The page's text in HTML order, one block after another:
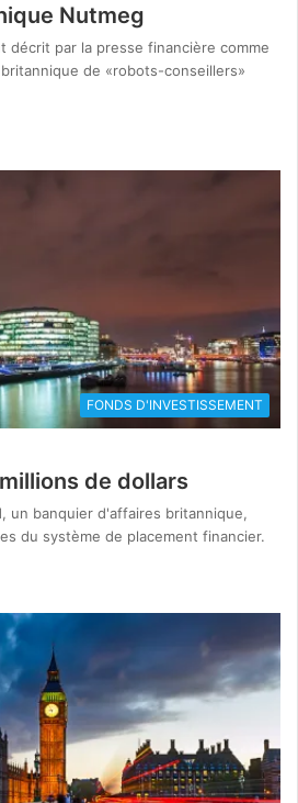
Nutmeg
décrit par la presse financière comme
de «robots-conseillers»
FONDS D'INVESTISSEMENT
de dollars
un banquier d'affaires britannique,
du système de placement financier.